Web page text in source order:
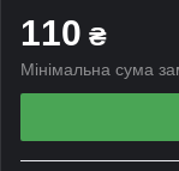
110 ₴
Мінімальна сума